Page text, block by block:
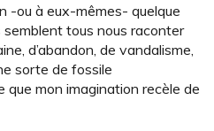
-ou à eux-mêmes- quelque
semblent tous nous raconter
d’abandon, de vandalisme,
sorte de fossile
que mon imagination recèle de